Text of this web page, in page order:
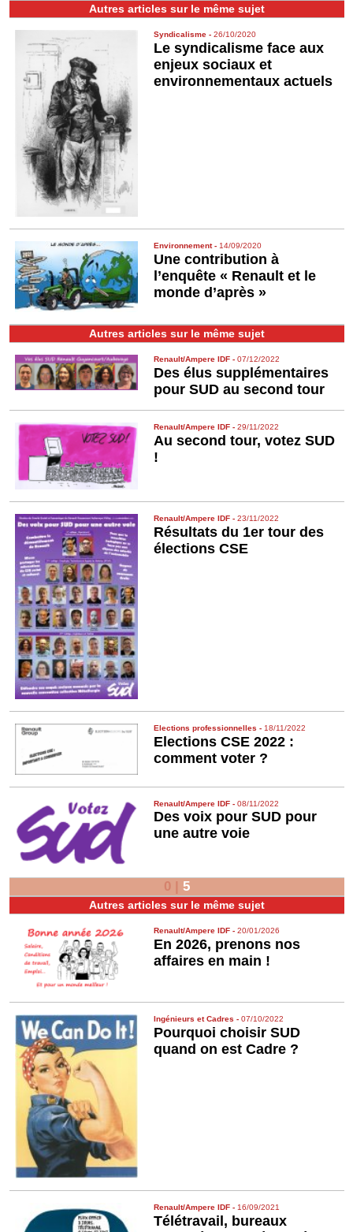
Autres articles sur le même sujet
Syndicalisme -26/10/2020
Le syndicalisme face aux
enjeux sociaux et
environnementaux actuels
Environ­nement- 14/09/2020
Une contribution à
l’enquête « Renault et le
monde d’après »
Autres articles sur le même sujet
Renault/Ampere IDF -07/12/2022
Des élus supplémentaires
pour SUD au second tour
Renault/Ampere IDF -29/11/2022
Au second tour, votez SUD
!
Renault/Ampere IDF -23/11/2022
Résultats du 1er tour des
élections CSE
Elections professionnelles - 18/11/2022
Elections CSE 2022 :
comment voter ?
Renault/Ampere IDF -08/11/2022
Des voix pour SUD pour
une autre voie
0| 5
Autres articles sur le même sujet
Renault/Ampere IDF -20/01/2026
En 2026, prenons nos
affaires en main !
Ingénieurs et Cadres -07/10/2022
Pourquoi choisir SUD
quand on est Cadre ?
Renault/Ampere IDF - 16/09/2021
Télétravail, bureaux